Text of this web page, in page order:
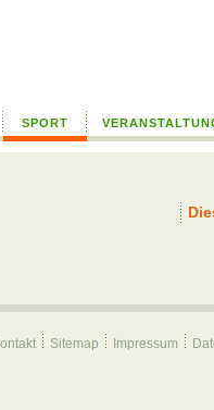
SPORT
templates/
Sitemap Impressum